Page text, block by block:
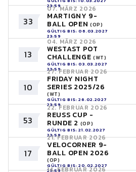
23:59
33
07. MÄRZ 2026
MARTIGNY 9-
BALL OPEN (OP)
GÜLTIG BIS: 06.03.2027
23:59
13
04. MÄRZ 2026
WESTAST POT
CHALLENGE (WT)
GÜLTIG BIS: 03.03.2027
23:59
10
27. FEBRUAR 2026
FRIDAY NIGHT
SERIES 2025/26
(WT)
GÜLTIG BIS: 26.02.2027
23:59
53
22. FEBRUAR 2026
REUSS CUP -
RUNDE 2 (OP)
GÜLTIG BIS: 21.02.2027
23:59
17
21. FEBRUAR 2026
VELOCORNER 9-
BALL OPEN 2026
(OP)
GÜLTIG BIS: 20.02.2027
23:59
14. FEBRUAR 2026